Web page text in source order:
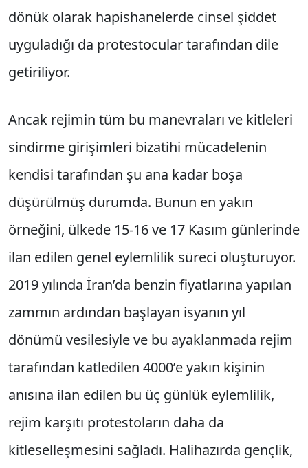
dönük olarak hapishanelerde cinsel şiddet
uyguladığı da protestocular tarafından dile
getiriliyor.
Ancak rejimin tüm bu manevraları ve kitleleri
sindirme girişimleri bizatihi mücadelenin
kendisi tarafından şu ana kadar boşa
düşürülmüş durumda. Bunun en yakın
örneğini, ülkede 15-16 ve 17 Kasım günlerinde
ilan edilen genel eylemlilik süreci oluşturuyor.
2019 yılında İran’da benzin fiyatlarına yapılan
zammın ardından başlayan isyanın yıl
dönümü vesilesiyle ve bu ayaklanmada rejim
tarafından katledilen 4000’e yakın kişinin
anısına ilan edilen bu üç günlük eylemlilik,
rejim karşıtı protestoların daha da
kitleselleşmesini sağladı. Halihazırda gençlik,